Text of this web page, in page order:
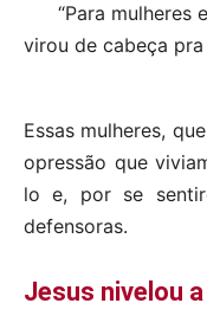
“Para mulheres
virou de cabeça
Essas mulheres,
opressão que
lo e, por se
defensoras.
Jesus nivelou